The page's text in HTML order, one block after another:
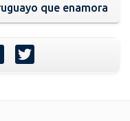
que enamora